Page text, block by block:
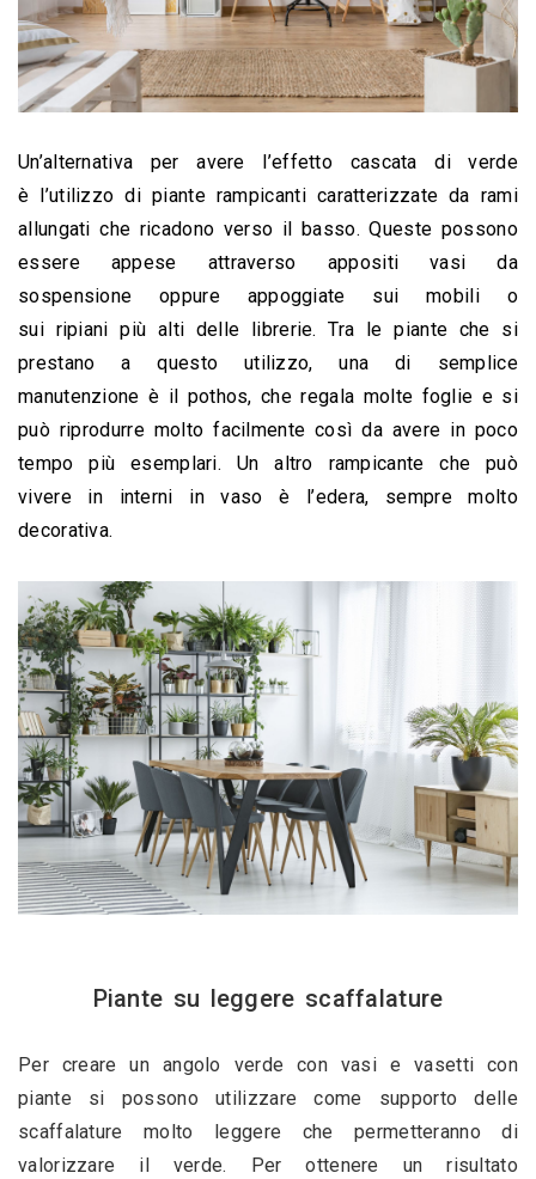
Un’alternativa per avere l’effetto cascata di verde
è l’utilizzo di piante rampicanti caratterizzate da rami
allungati che ricadono verso il basso. Queste possono
essere appese attraverso appositi vasi da
sospensione oppure appoggiate sui mobili o
sui ripiani più alti delle librerie. Tra le piante che si
prestano a questo utilizzo, una di semplice
manutenzione è il pothos, che regala molte foglie e si
può riprodurre molto facilmente così da avere in poco
tempo più esemplari. Un altro rampicante che può
vivere in interni in vaso è l’edera, sempre molto
decorativa.
Piante su leggere scaffalature
Per creare un angolo verde con vasi e vasetti con
piante si possono utilizzare come supporto delle
scaffalature molto leggere che permetteranno di
valorizzare il verde. Per ottenere un risultato